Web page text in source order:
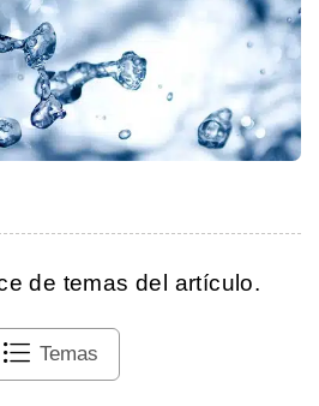
de temas del artículo.
Temas